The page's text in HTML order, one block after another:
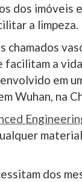
dos imóveis
a limpeza.
chamados
a
em
Wuhan, na
dos